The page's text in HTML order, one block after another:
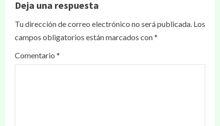
Deja una respuesta
Tu dirección de correo electrónico no será publicada. Los
campos obligatorios están marcados con*
Comentario *